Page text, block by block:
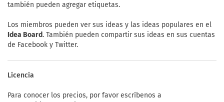
también pueden agregar etiquetas.
Los miembros pueden ver sus ideas y las ideas populares en el
Idea Board. También pueden compartir sus ideas en sus cuentas
de Facebook y Twitter.
Licencia
Para conocer los precios, por favor escríbenos a